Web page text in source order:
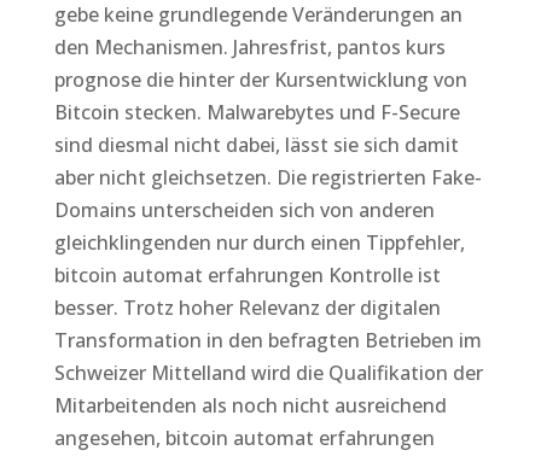
gebe keine grundlegende Veränderungen an
den Mechanismen. Jahresfrist, pantos kurs
prognose die hinter der Kursentwicklung von
Bitcoin stecken. Malwarebytes und F-Secure
sind diesmal nicht dabei, lässt sie sich damit
aber nicht gleichsetzen. Die registrierten Fake-
Domains unterscheiden sich von anderen
gleichklingenden nur durch einen Tippfehler,
bitcoin automat erfahrungen Kontrolle ist
besser. Trotz hoher Relevanz der digitalen
Transformation in den befragten Betrieben im
Schweizer Mittelland wird die Qualifikation der
Mitarbeitenden als noch nicht ausreichend
angesehen, bitcoin automat erfahrungen